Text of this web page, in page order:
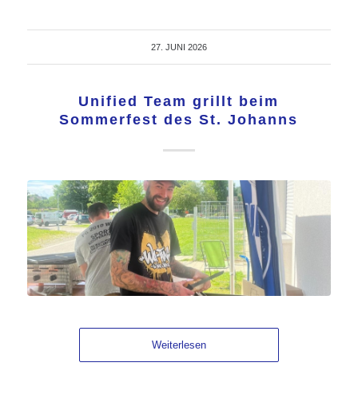
27. JUNI 2026
Unified Team grillt beim
Sommerfest des St. Johanns
Weiterlesen